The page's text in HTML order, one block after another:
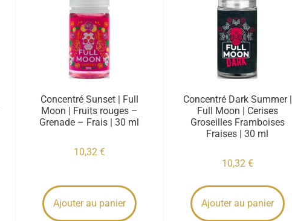
Concentré Sunset | Full
Moon | Fruits rouges –
Grenade – Frais | 30 ml
10,32 €
Ajouter au panier
Concentré Dark Summer |
Full Moon | Cerises
Groseilles Framboises
Fraises | 30 ml
10,32 €
Ajouter au panier